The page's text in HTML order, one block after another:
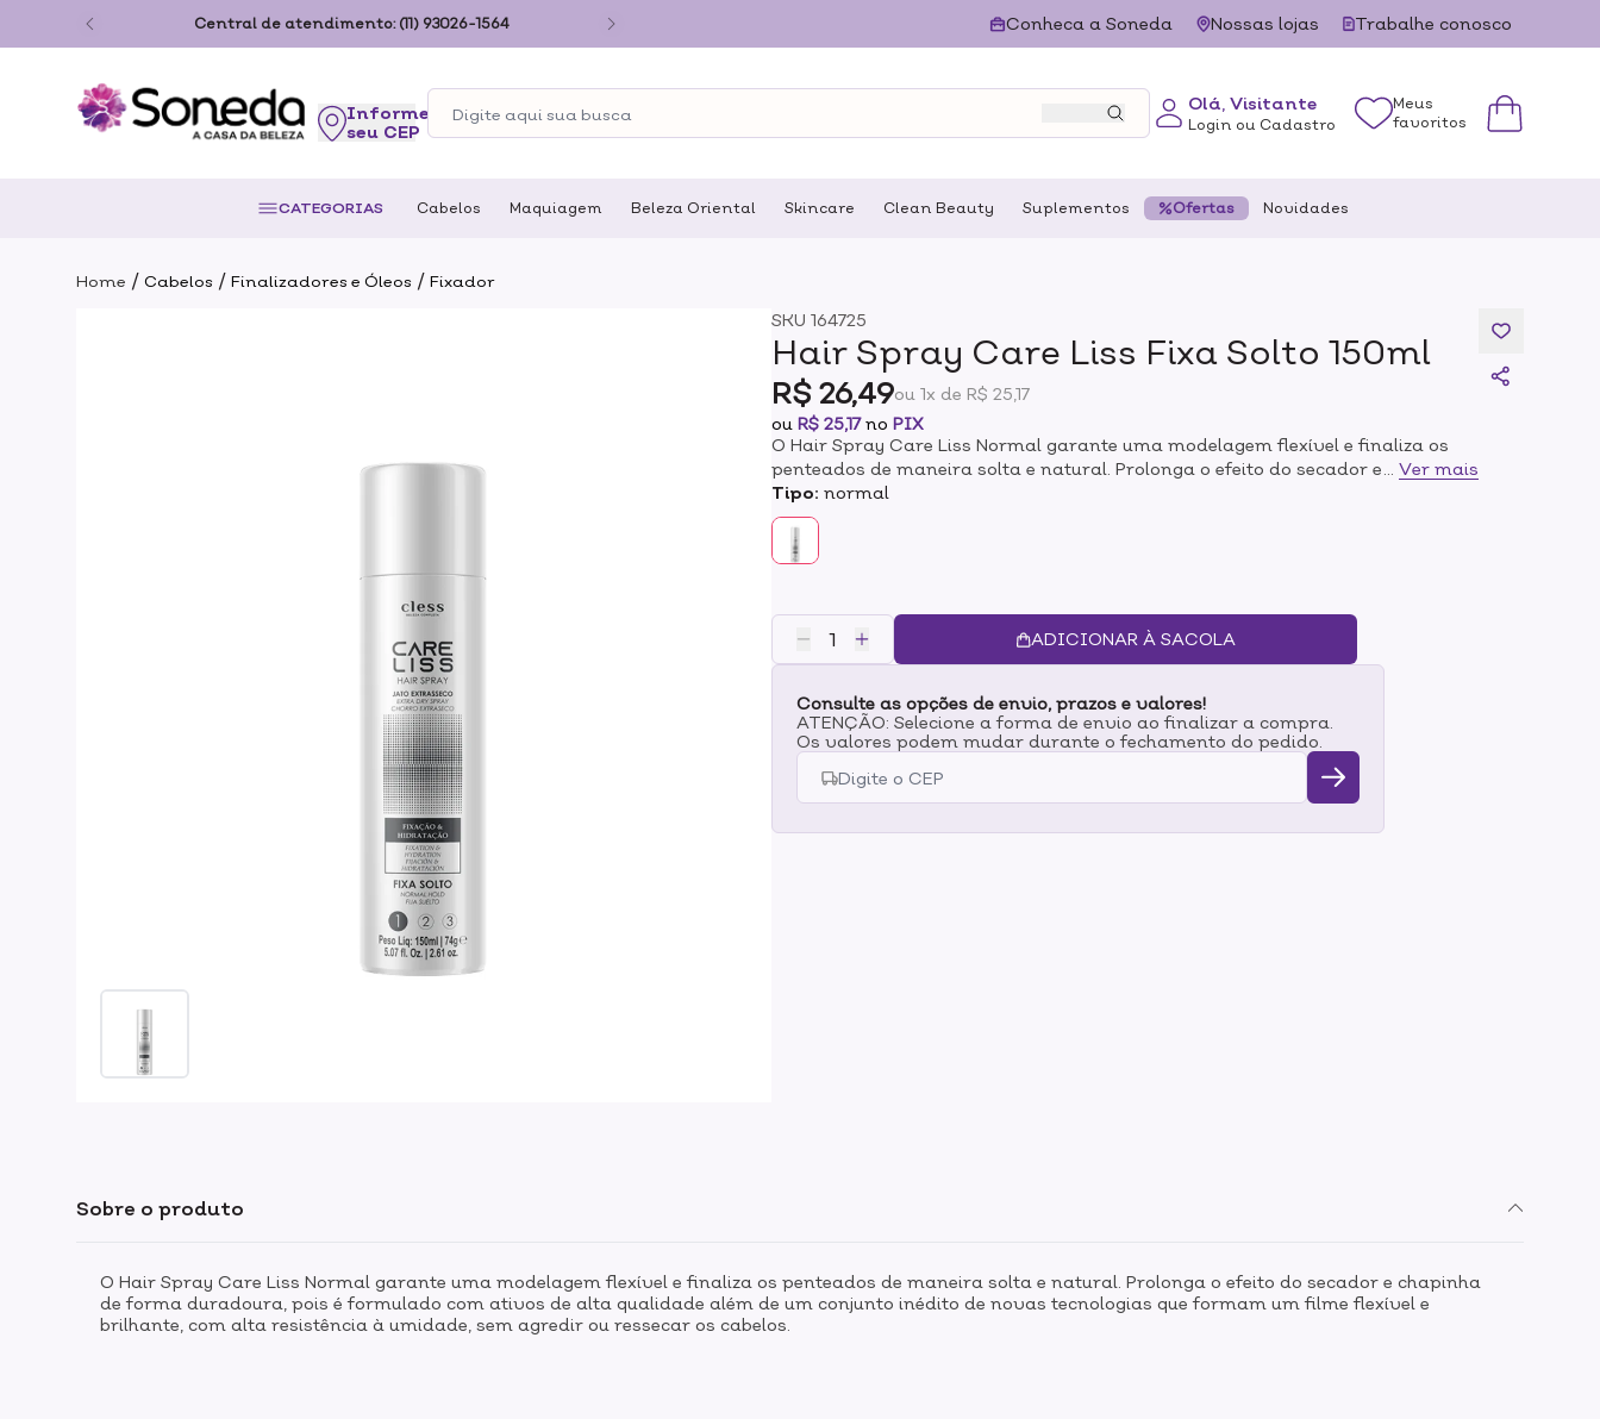
Central de atendimento: (11) 93026-1564 Conheca a Soneda Nossas lojas Trabalhe conosco
seu CEP
Olá, Visitante
Login ou Cadastro
Meus
favoritos
CATEGORIAS Cabelos Maquiagem Beleza Oriental Skincare Clean Beauty Suplementos Ofertas Novidades
Home / Cabelos / Finalizadores e Óleos / Fixador
SKU164725
Hair Spray Care Liss Fixa Solto 150ml
R$ 26,49ou 1x de R$ 25,17
ouR$ 25,17noPIX
O Hair Spray Care Liss Normal garante uma modelagem flexível e finaliza os
penteados de maneira solta e natural. Prolonga o efeito do secador e chapinha
de forma duradoura, pois é formulado com ativos de alta qualidade além de
um conjunto inédito de novas tecnologias que formam um filme flexível e
brilhante, com alta resistência à umidade, sem agredir ou ressecar os cabelos.
Ver mais
Tipo:normal
ADICIONAR À SACOLA
Consulte as opções de envio, prazos e valores!
ATENÇÃO: Selecione a forma de envio ao finalizar a compra.
Os valores podem mudar durante o fechamento do pedido.
Sobre o produto
O Hair Spray Care Liss Normal garante uma modelagem flexível e finaliza os penteados de maneira solta e natural. Prolonga o efeito do secador e chapinha
de forma duradoura, pois é formulado com ativos de alta qualidade além de um conjunto inédito de novas tecnologias que formam um filme flexível e
brilhante, com alta resistência à umidade, sem agredir ou ressecar os cabelos.